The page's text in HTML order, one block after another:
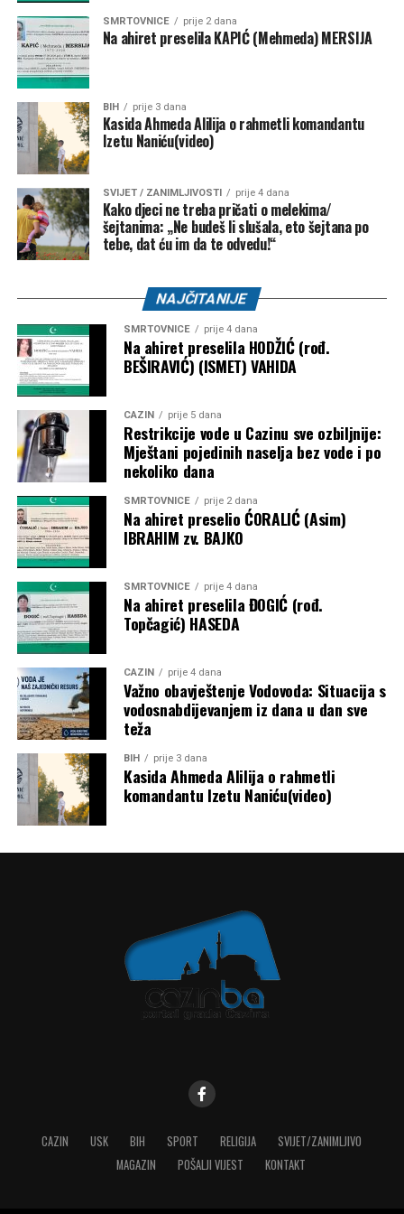
Njen otac je umro 2014. godine od raka bubrega, za koji
ljekari vjeruju da je možda povezan s izloženošću azbestu.
Iako je preživjela, život s jednim plućnim krilom i dalje joj
uzrokuje svakodnevne izazove, jer lako ostaje bez daha,
ne može trčati i bori se s podizanjem teških tereta.
“Nekad ljudi kažu da bi sve trebalo biti super kada se
preživi rak”,
rekla je dodavši da postoji mnogo fizičkih
stvari koje se dešavaju nakon operacija.
“Lako se zadišem i lako se umorim. Imam smrznuto
rame i ne mogu pravilno otvoriti lijevu ruku. Doktori
rijetko viđaju pacijente koji žive ovoliko dugo nakon
mezotelioma. Kažu da je u mom slučaju rijetkost biti
ovdje 20 godina”,kaže Heather Von St. James.
Dvadeset godina kasnije, još uvijek je živa. Kaže da njen
slučaj daje ljudima nadu da se rak može preživjeti i da nas
lijekovi mogu izliječiti.
Share
Tweet Share
SMRTOVNICE prije 2 dana
Na ahiret preselila KAPIĆ (Mehmeda) MERSIJA
BIH prije 3 dana
Kasida Ahmeda Alilija o rahmetli komandantu
Izetu Naniću(video)
SVIJET / ZANIMLJIVOSTI prije 4 dana
Kako djeci ne treba pričati o melekima/
šejtanima: „Ne budeš li slušala, eto šejtana po
tebe, dat ću im da te odvedu!“
NAJČITANIJE
SMRTOVNICE prije 4 dana
Na ahiret preselila HODŽIĆ (rođ.
BEŠIRAVIĆ) (ISMET) VAHIDA
CAZIN prije 5 dana
Restrikcije vode u Cazinu sve ozbiljnije:
Mještani pojedinih naselja bez vode i po
nekoliko dana
SMRTOVNICE prije 2 dana
Na ahiret preselio ĆORALIĆ (Asim)
IBRAHIM zv. BAJKO
SMRTOVNICE prije 4 dana
Na ahiret preselila ĐOGIĆ (rođ.
Topčagić) HASEDA
CAZIN prije 4 dana
Važno obavještenje Vodovoda: Situacija s
vodosnabdijevanjem iz dana u dan sve
teža
BIH prije 3 dana
Kasida Ahmeda Alilija o rahmetli
komandantu Izetu Naniću(video)
CAZIN USK BIH SPORT RELIGIJA
SVIJET/ZANIMLJIVO
MAGAZIN
POŠALJI VIJEST KONTAKT